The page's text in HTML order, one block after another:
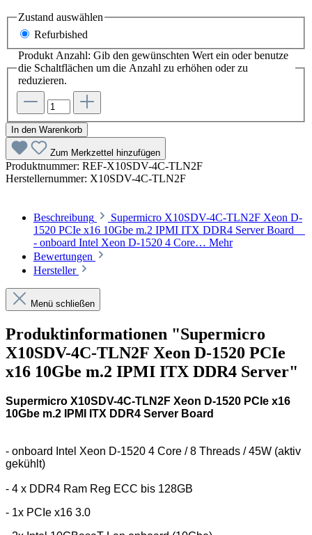
Zustand auswählen
Refurbished
Produkt Anzahl: Gib den gewünschten Wert ein oder benutze
die Schaltflächen um die Anzahl zu erhöhen oder zu
reduzieren.
In den Warenkorb
Zum Merkzettel hinzufügen
Produktnummer: REF-X10SDV-4C-TLN2F
Herstellernummer: X10SDV-4C-TLN2F
Beschreibung
Supermicro X10SDV-4C-TLN2F Xeon D-
1520 PCIe x16 10Gbe m.2 IPMI ITX DDR4 Server Board
- onboard Intel Xeon D-1520 4 Core… Mehr
Bewertungen
Hersteller
Menü schließen
Produktinformationen "Supermicro
X10SDV-4C-TLN2F Xeon D-1520 PCIe
x16 10Gbe m.2 IPMI ITX DDR4 Server"
Supermicro X10SDV-4C-TLN2F Xeon D-1520 PCIe x16
10Gbe m.2 IPMI ITX DDR4 Server Board
- onboard Intel Xeon D-1520 4 Core / 8 Threads / 45W (aktiv
gekühlt)
- 4 x DDR4 Ram Reg ECC bis 128GB
- 1x PCIe x16 3.0